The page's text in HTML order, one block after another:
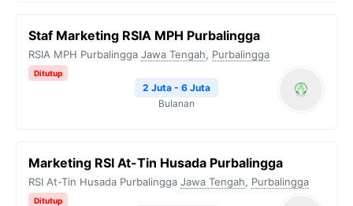
Staf Marketing RSIA MPH Purbalingga
RSIA MPH Purbalingga Jawa Tengah, Purbalingga
Ditutup
2 Juta - 6 Juta
Bulanan
Marketing RSI At-Tin Husada Purbalingga
RSI At-Tin Husada Purbalingga Jawa Tengah, Purbalingga
Ditutup